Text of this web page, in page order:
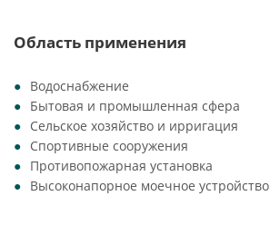
Область применения
Водоснабжение
Бытовая и промышленная сфера
Сельское хозяйство и ирригация
Спортивные сооружения
Противопожарная установка
Высоконапорное моечное устройство